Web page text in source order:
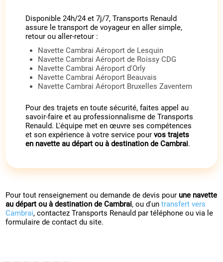
Disponible 24h/24 et 7j/7, Transports Renauld
assure le transport de voyageur en aller simple,
retour ou aller-retour :
Navette Cambrai Aéroport de Lesquin
Navette Cambrai Aéroport de Roissy CDG
Navette Cambrai Aéroport d'Orly
Navette Cambrai Aéroport Beauvais
Navette Cambrai Aéroport Bruxelles Zaventem
Pour des trajets en toute sécurité, faites appel au
savoir-faire et au professionnalisme de Transports
Renauld. L'équipe met en œuvre ses compétences
et son expérience à votre service pourvos trajets
en navette au départ ou à destination de Cambrai.
Pour tout renseignement ou demande de devis pour une navette
au départ ou à destination de Cambrai, ou d'untransfert vers
Cambrai, contactez Transports Renauld par téléphone ou via le
formulaire de contact du site.